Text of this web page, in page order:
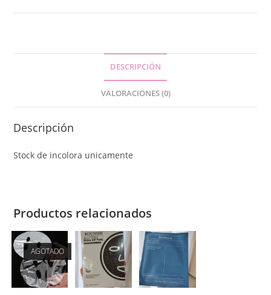
DESCRIPCIÓN
VALORACIONES (0)
Descripción
Stock de incolora unicamente
Productos relacionados
AGOTADO